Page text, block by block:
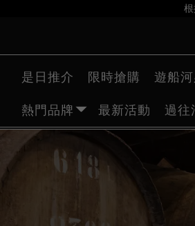
是日推介 限時搶購 遊船
熱門品牌 最新活動 過往